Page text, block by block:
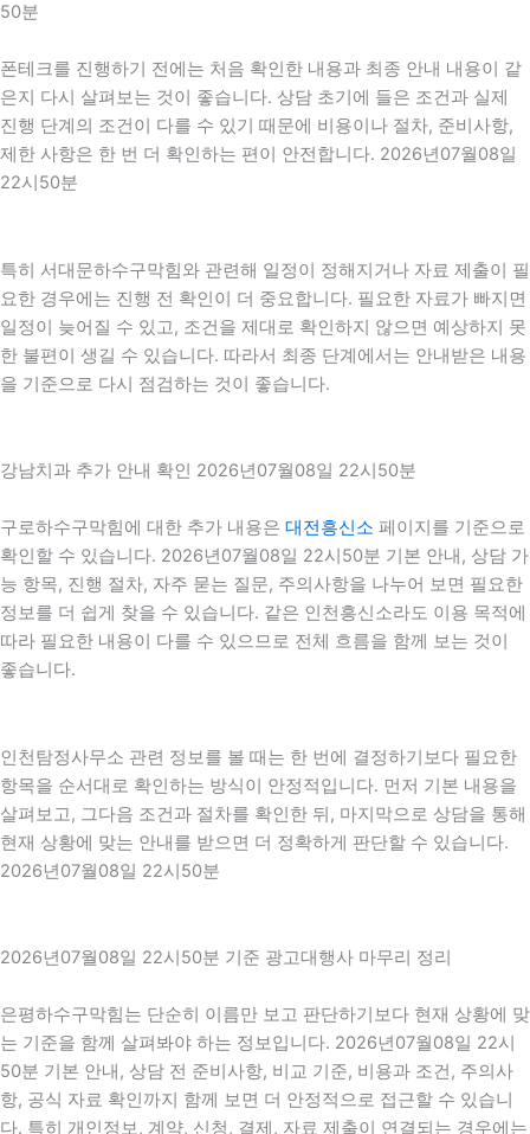
50분
폰테크를 진행하기 전에는 처음 확인한 내용과 최종 안내 내용이 같
은지 다시 살펴보는 것이 좋습니다. 상담 초기에 들은 조건과 실제
진행 단계의 조건이 다를 수 있기 때문에 비용이나 절차, 준비사항,
제한 사항은 한 번 더 확인하는 편이 안전합니다. 2026년07월08일
22시50분
특히 서대문하수구막힘와 관련해 일정이 정해지거나 자료 제출이 필
요한 경우에는 진행 전 확인이 더 중요합니다. 필요한 자료가 빠지면
일정이 늦어질 수 있고, 조건을 제대로 확인하지 않으면 예상하지 못
한 불편이 생길 수 있습니다. 따라서 최종 단계에서는 안내받은 내용
을 기준으로 다시 점검하는 것이 좋습니다.
강남치과 추가 안내 확인 2026년07월08일 22시50분
구로하수구막힘에 대한 추가 내용은 대전흥신소 페이지를 기준으로
확인할 수 있습니다. 2026년07월08일 22시50분 기본 안내, 상담 가
능 항목, 진행 절차, 자주 묻는 질문, 주의사항을 나누어 보면 필요한
정보를 더 쉽게 찾을 수 있습니다. 같은 인천흥신소라도 이용 목적에
따라 필요한 내용이 다를 수 있으므로 전체 흐름을 함께 보는 것이
좋습니다.
인천탐정사무소 관련 정보를 볼 때는 한 번에 결정하기보다 필요한
항목을 순서대로 확인하는 방식이 안정적입니다. 먼저 기본 내용을
살펴보고, 그다음 조건과 절차를 확인한 뒤, 마지막으로 상담을 통해
현재 상황에 맞는 안내를 받으면 더 정확하게 판단할 수 있습니다.
2026년07월08일 22시50분
2026년07월08일 22시50분 기준 광고대행사 마무리 정리
은평하수구막힘는 단순히 이름만 보고 판단하기보다 현재 상황에 맞
는 기준을 함께 살펴봐야 하는 정보입니다. 2026년07월08일 22시
50분 기본 안내, 상담 전 준비사항, 비교 기준, 비용과 조건, 주의사
항, 공식 자료 확인까지 함께 보면 더 안정적으로 접근할 수 있습니
다. 특히 개인정보, 계약, 신청, 결제, 자료 제출이 연결되는 경우에는